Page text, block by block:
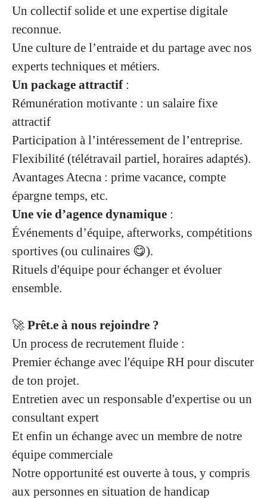
Un collectif solide et une expertise digitale
reconnue.
Une culture de l’entraide et du partage avec nos
experts techniques et métiers.
Un package attractif:
Rémunération motivante : un salaire fixe
attractif
Participation à l’intéressement de l’entreprise.
Flexibilité (télétravail partiel, horaires adaptés).
Avantages Atecna : prime vacance, compte
épargne temps, etc.
Une vie d’agence dynamique :
Événements d’équipe, afterworks, compétitions
sportives (ou culinaires 😋).
Rituels d'équipe pour échanger et évoluer
ensemble.
🚀 Prêt.e à nous rejoindre ?
Un process de recrutement fluide :
Premier échange avec l'équipe RH pour discuter
de ton projet.
Entretien avec un responsable d'expertise ou un
consultant expert
Et enfin un échange avec un membre de notre
équipe commerciale
Notre opportunité est ouverte à tous, y compris
aux personnes en situation de handicap